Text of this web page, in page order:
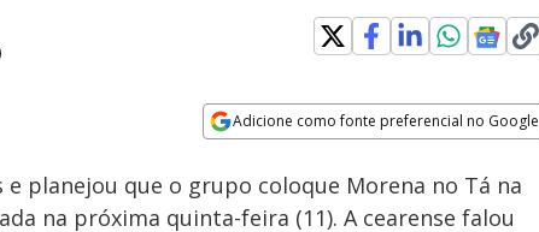
Adicione como fonte preferencial no Google
Velocidade
e planejou que o grupo coloque Morena no Tá na
na próxima quinta-feira (11). A cearense falou